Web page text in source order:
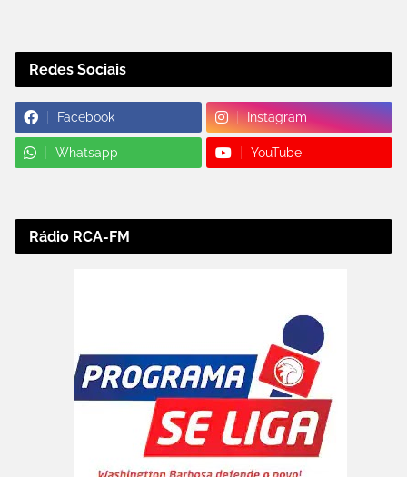
Redes Sociais
Facebook Instagram
Whatsapp YouTube
Rádio RCA-FM